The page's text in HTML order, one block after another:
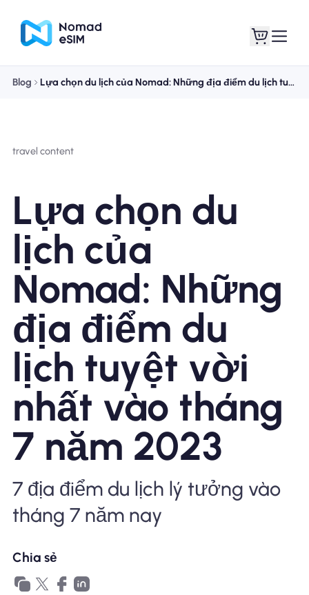
Kế hoạch mua sắm
Giới thiệu về eSIM
Tại sao eSIM Nomad
Sử dụng eSIM
Cho doanh nghiệp
Blog Lựa chọn du lịch của Nomad: Những địa điểm du lịch tuyệt vời nhất vào tháng 7 năm 2023
travel content
Lựa chọn du
lịch của
Nomad: Những
địa điểm du
lịch tuyệt vời
nhất vào tháng
7 năm 2023
7 địa điểm du lịch lý tưởng vào
tháng 7 năm nay
Chia sẻ